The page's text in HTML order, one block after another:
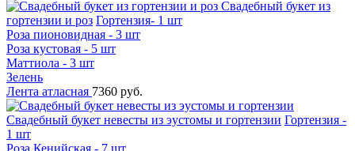
Свадебный букет из
гортензии и роз Гортензия- 1 шт
Роза пионовидная - 3 шт
Роза кустовая - 5 шт
Маттиола - 3 шт
Зелень
Лента атласная 7360 руб.
Свадебный букет невесты из эустомы и гортензии Гортензия -
1 шт
Роза Кенийская - 7 шт